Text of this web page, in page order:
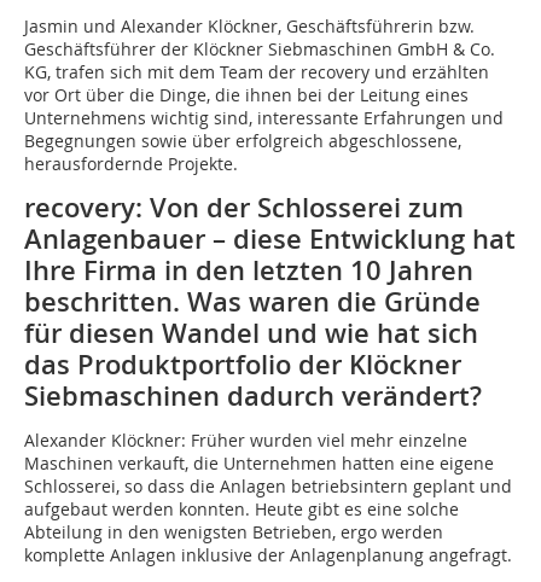
Jasmin und Alexander Klöckner, Geschäftsführerin bzw.
Geschäftsführer der Klöckner Siebmaschinen GmbH & Co.
KG, trafen sich mit dem Team der recovery und erzählten
vor Ort über die Dinge, die ihnen bei der Leitung eines
Unternehmens wichtig sind, interessante Erfahrungen und
Begegnungen sowie über erfolgreich abgeschlossene,
herausfordernde Projekte.
recovery: Von der Schlosserei zum
Anlagenbauer – diese Entwicklung hat
Ihre Firma in den letzten 10 Jahren
beschritten. Was waren die Gründe
für diesen Wandel und wie hat sich
das Produktportfolio der Klöckner
Siebmaschinen dadurch verändert?
Alexander Klöckner: Früher wurden viel mehr einzelne
Maschinen verkauft, die Unternehmen hatten eine eigene
Schlosserei, so dass die Anlagen betriebsintern geplant und
aufgebaut werden konnten. Heute gibt es eine solche
Abteilung in den wenigsten Betrieben, ergo werden
komplette Anlagen inklusive der Anlagenplanung angefragt.